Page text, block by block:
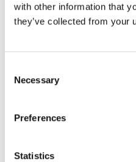
with other information that
they’ve collected from your
Selection
Necessary
Preferences
Statistics